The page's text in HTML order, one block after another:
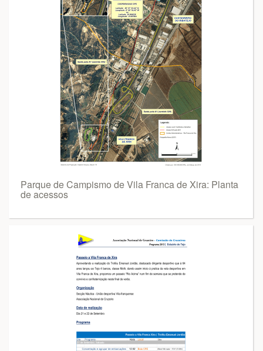
Parque de Campismo de Vila Franca de Xira: Planta
de acessos